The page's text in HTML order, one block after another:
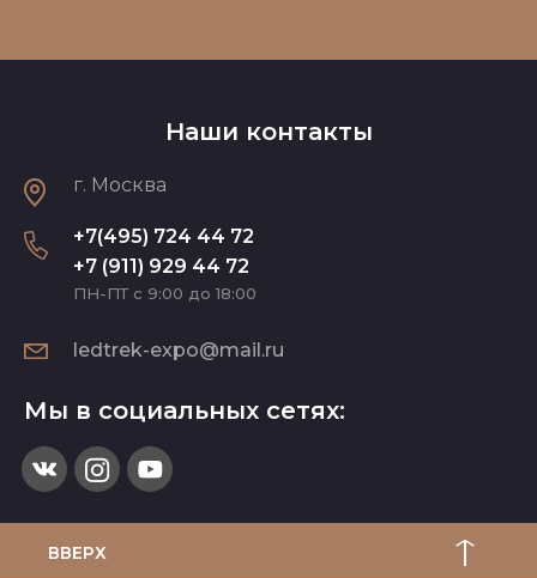
Наши контакты
г. Москва
+7(495) 724 44 72
+7 (911) 929 44 72
ПН-ПТ с 9:00 до 18:00
ledtrek-expo@mail.ru
Мы в социальных сетях:
ВВЕРХ